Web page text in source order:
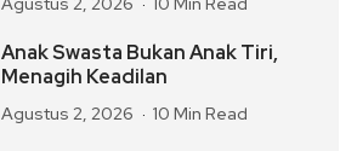
Anak Swasta Bukan Anak Tiri,
Menagih Keadilan
Agustus 2, 2026 10 Min Read